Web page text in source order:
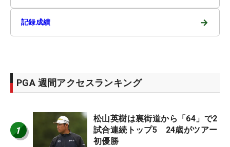
記録成績 →
PGA 週間アクセスランキング
1
松山英樹は裏街道から「64」で2
試合連続トップ5 24歳がツアー
初優勝